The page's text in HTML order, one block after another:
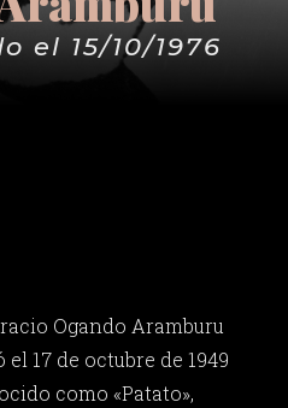
el 15/10/1976
Ogando Aramburu
17 de octubre de 1949
como «Patato»,